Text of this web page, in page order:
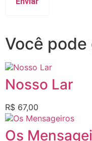
Você
Nosso Lar
R$ 67,00
Os